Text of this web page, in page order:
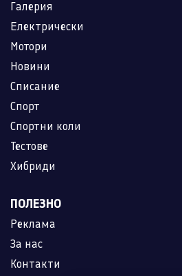
Галерия
Електрически
Мотори
Новини
Списание
Спорт
Спортни коли
Тестове
Хибриди
ПОЛЕЗНО
Реклама
За нас
Контакти